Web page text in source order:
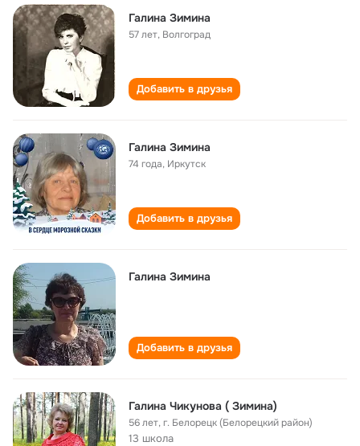
Галина Зимина
57 лет, Волгоград
Добавить в друзья
Галина Зимина
74 года, Иркутск
Добавить в друзья
Галина Зимина
Добавить в друзья
Галина Чикунова ( Зимина)
56 лет,г. Белорецк (Белорецкий район)
13 школа